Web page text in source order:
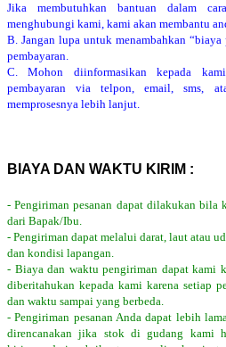
Jika membutuhkan bantuan dalam
menghubungi kami, kami akan membantu
B. Jangan lupa untuk menambahkan
pembayaran.
C. Mohon diinformasikan kepada
pembayaran via telpon, email, sms,
memprosesnya lebih lanjut.
BIAYA DAN WAKTU KIRIM :
- Pengiriman pesanan dapat dilakukan bila
dari Bapak/Ibu.
- Pengiriman dapat melalui darat, laut atau
dan kondisi lapangan.
- Biaya dan waktu pengiriman dapat kami
diberitahukan kepada kami karena setiap
dan waktu sampai yang berbeda.
- Pengiriman pesanan Anda dapat lebih
direncanakan jika stok di gudang kami